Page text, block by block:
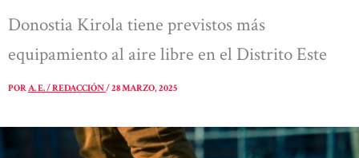
Donostia Kirola tiene previstos más
equipamiento al aire libre en el Distrito Este
PORA. E. / REDACCIÓN/28 MARZO, 2025